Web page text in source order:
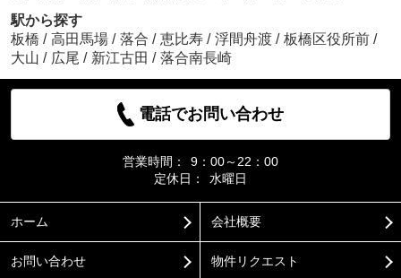
駅から探す
板橋 / 高田馬場 / 落合 / 恵比寿 / 浮間舟渡 / 板橋区役所前 /
大山 / 広尾 / 新江古田 / 落合南長崎
電話でお問い合わせ
営業時間：
9：00～22：00
定休日：
水曜日
ホーム 会社概要
お問い合わせ 物件リクエスト